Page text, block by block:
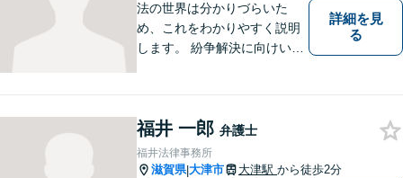
法の世界は分かりづらいた
め、これをわかりやすく説明
します。 紛争解決に向けいく
者の希望を最大限尊重しなが
ら、適正な範囲で解決を目指
します。
詳細を見
る
福井 一郎 弁護士
福井法律事務所
滋賀県|大津市 大津駅 から徒歩2分